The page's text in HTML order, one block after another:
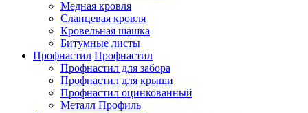
Медная кровля
Сланцевая кровля
Кровельная шашка
Битумные листы
Профнастил Профнастил
Профнастил для забора
Профнастил для крыши
Профнастил оцинкованный
Металл Профиль